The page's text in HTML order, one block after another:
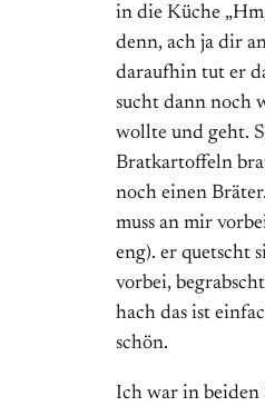
in die Küche
denn, ach ja dir
daraufhin tut er
sucht dann noch
wollte und geht.
Bratkartoffeln
noch einen
muss an mir
eng). er quetscht
vorbei,
hach das ist
schön.
Ich war in